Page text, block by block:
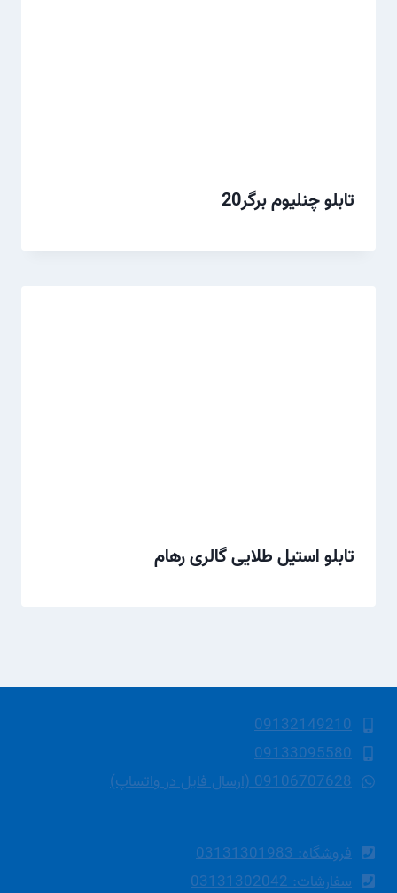
تابلو چنلیوم برگر20
تابلو استیل طلایی گالری رهام
09132149210
09133095580
09106707628 (ارسال فایل در واتساپ)
فروشگاه: 03131301983
سفارشات: 03131302042